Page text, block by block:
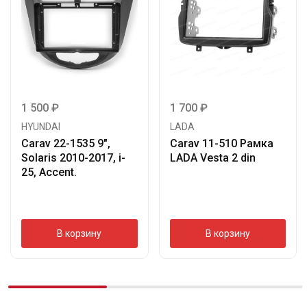
1 500 ₽
HYUNDAI
Carav 22-1535 9″,
Solaris 2010-2017, i-
25, Accent.
В корзину
1 700 ₽
LADA
Carav 11-510 Рамка
LADA Vesta 2 din
В корзину